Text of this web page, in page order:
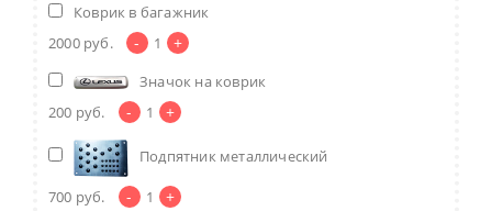
Коврик в багажник
2000 руб. - 1 +
Значок на коврик
200 руб. - 1 +
Подпятник металлический
700 руб. - 1 +